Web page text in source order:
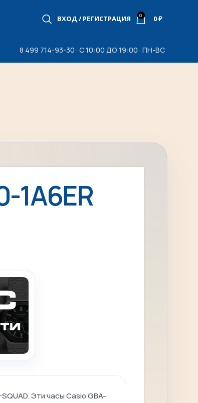
ВХОД / РЕГИСТРАЦИЯ 0 0₽
8 499 714-93-30 · С 10:00 ДО 19:00 · ПН-ВС
1A6ER
Эти часы Casio GBA-